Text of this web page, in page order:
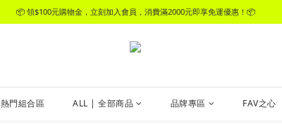
📦 領$100元購物金，立刻加入會員，消費滿2000元即享免運優惠！📦
📦 領$100元購物金，立刻加入會員，消費滿2000元即享免運優惠！📦
熱門組合區 ALL | 全部商品 品牌專區 FAV之心